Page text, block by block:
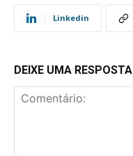
Linkedin
DEIXE UMA RESPOSTA